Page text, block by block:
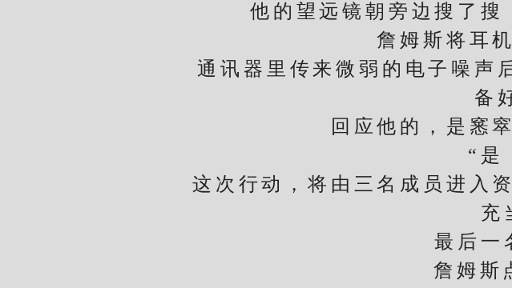
他的望远镜朝旁边搜了搜
詹姆斯将耳机
通讯器里传来微弱的电子噪声后
备
回应他的，是窸窣
“是，
这次行动，将由三名成员进入资
充
最后一名
詹姆斯点